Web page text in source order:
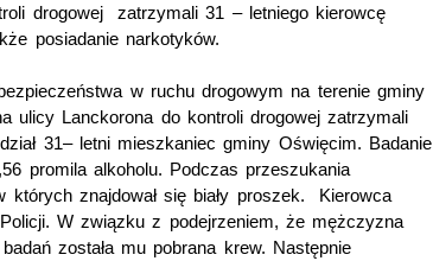
drogowej zatrzymali 31 – letniego kierowcę
posiadanie narkotyków.
w ruchu drogowym na terenie gminy
ulicy Lanckorona do kontroli drogowej zatrzymali
31– letni mieszkaniec gminy Oświęcim. Badanie
promila alkoholu. Podczas przeszukania
znajdował się biały proszek. Kierowca
W związku z podejrzeniem, że mężczyzna
została mu pobrana krew. Następnie